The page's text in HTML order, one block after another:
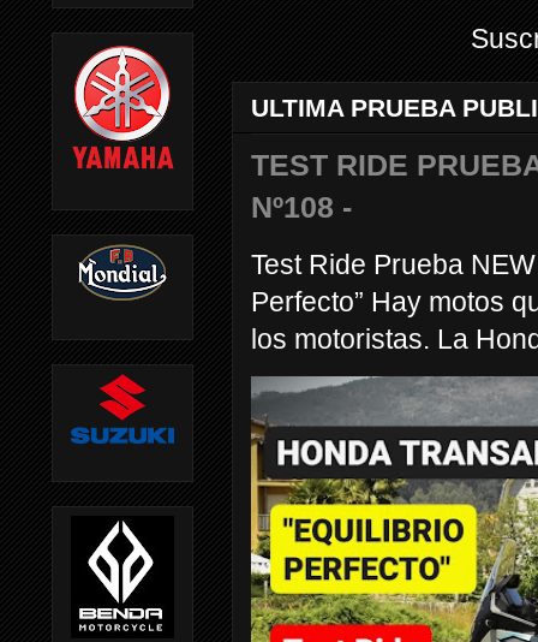
ULTIMA PRUEBA
TEST RIDE
Nº108 -
Test Ride Prueba
Perfecto” Hay motos
los motoristas. La